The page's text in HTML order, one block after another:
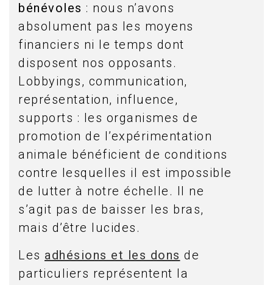
bénévoles : nous n’avons
absolument pas les moyens
financiers ni le temps dont
disposent nos opposants.
Lobbyings, communication,
représentation, influence,
supports : les organismes de
promotion de l’expérimentation
animale bénéficient de conditions
contre lesquelles il est impossible
de lutter à notre échelle. Il ne
s’agit pas de baisser les bras,
mais d’être lucides.
Les adhésions et les dons de
particuliers représentent la